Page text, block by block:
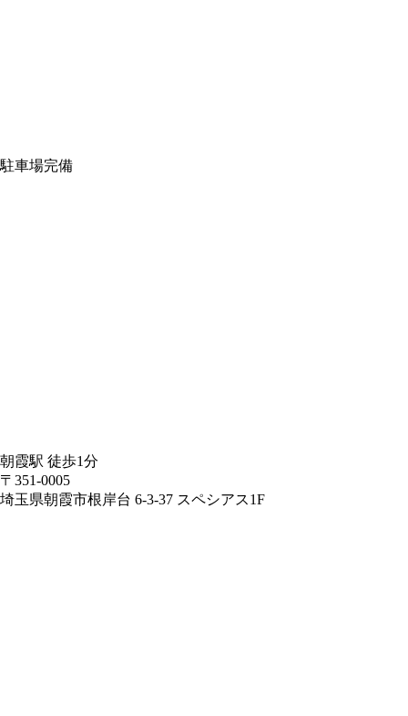
駐車場完備
朝霞駅 徒歩1分
〒351-0005
埼玉県朝霞市根岸台 6-3-37 スペシアス1F